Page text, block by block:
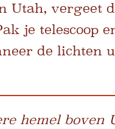
Utah, vergeet
je telescoop
de lichten
hemel